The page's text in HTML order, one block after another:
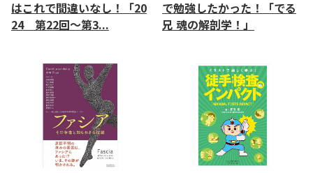
はこれで間違いなし！「20
24 第22回～第3...
で勉強したかった！「でる
兄 魂の解剖学！」